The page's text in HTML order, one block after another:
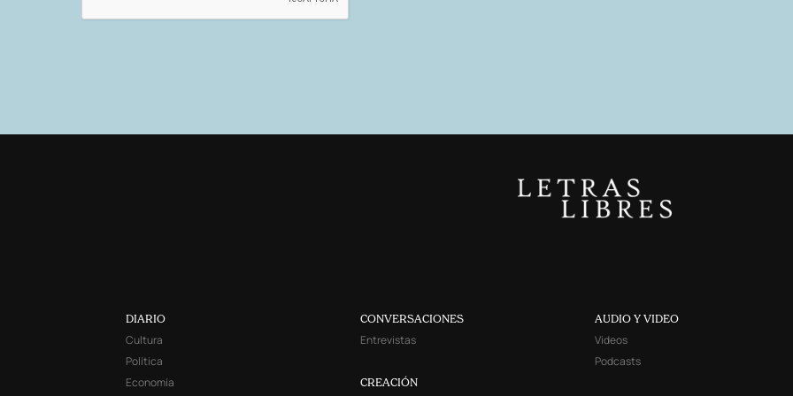
DIARIO
Cultura
Política
Economía
CONVERSACIONES
Entrevistas
CREACIÓN
AUDIO Y VIDEO
Videos
Podcasts